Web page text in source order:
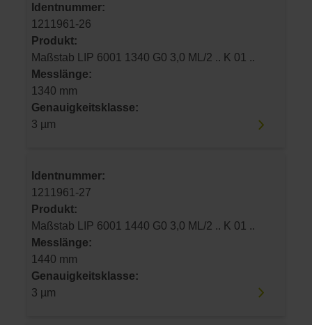
Identnummer:
1211961-26
Produkt:
Maßstab LIP 6001 1340 G0 3,0 ML/2 .. K 01 ..
Messlänge:
1340 mm
Genauigkeitsklasse:
3 µm
Identnummer:
1211961-27
Produkt:
Maßstab LIP 6001 1440 G0 3,0 ML/2 .. K 01 ..
Messlänge:
1440 mm
Genauigkeitsklasse:
3 µm